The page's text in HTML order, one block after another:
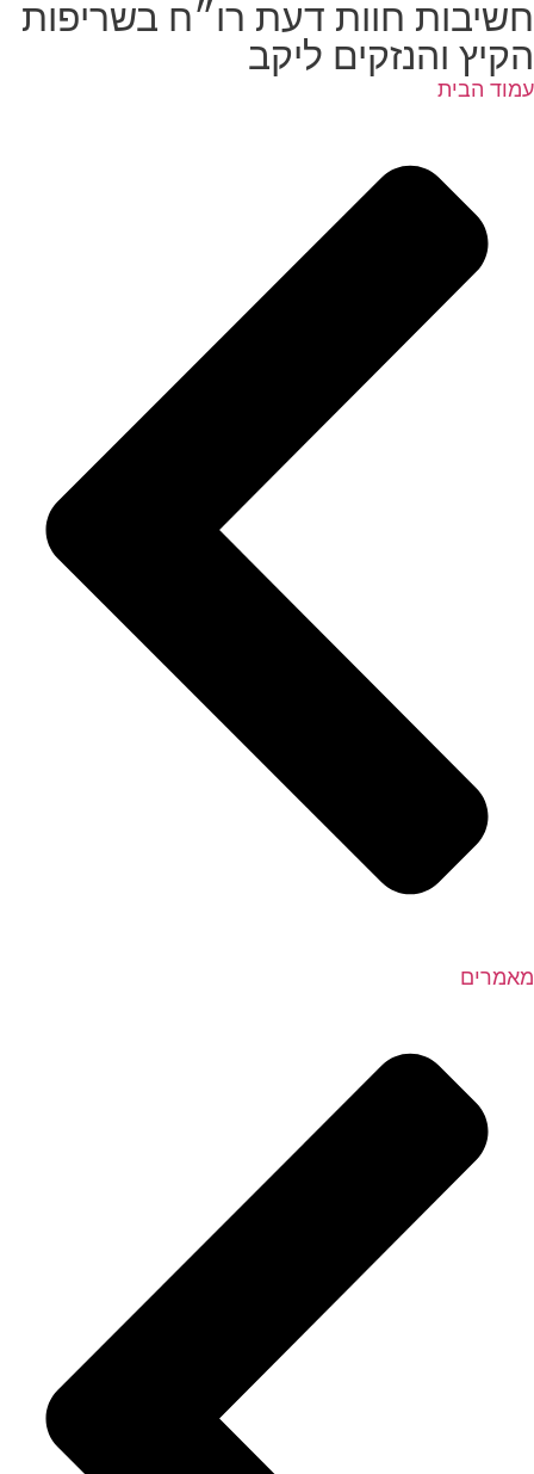
חשיבות חוות דעת רו״ח בשריפות
הקיץ והנזקים ליקב
עמוד הבית
מאמרים